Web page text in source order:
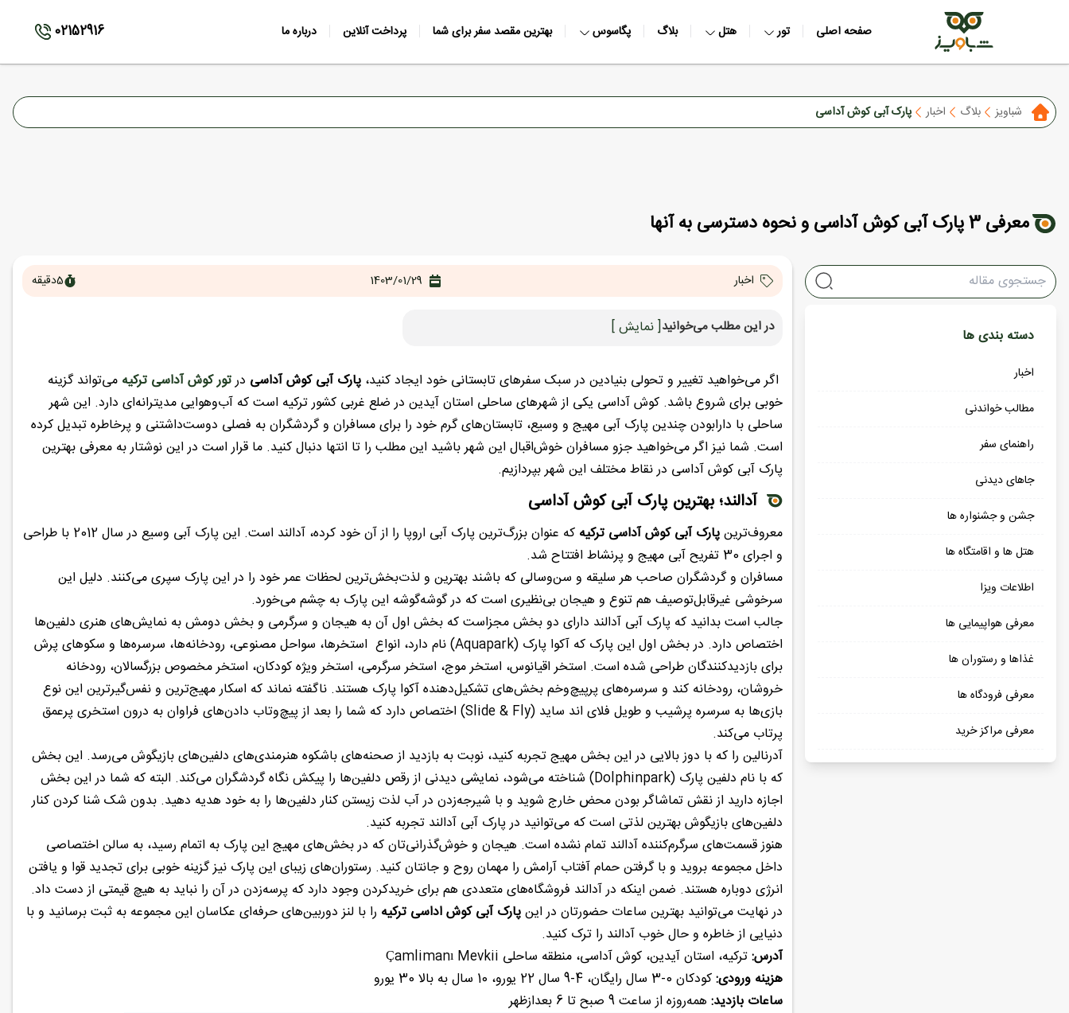
صفحه اصلی تور هتل بلاگ پگاسوس بهترین مقصد سفر برای شما پرداخت آنلاین درباره ما 02152916
شباویز بلاگ اخبار پارک آبی کوش آداسی
معرفی 3 پارک آبی کوش آداسی و نحوه دسترسی به آنها
دسته بندی ها
اخبار
مطالب خواندنی
راهنمای سفر
جاهای دیدنی
جشن و جشنواره ها
هتل ها و اقامتگاه ها
اطلاعات ویزا
معرفی هواپیمایی ها
غذاها و رستوران ها
معرفی فرودگاه ها
معرفی مراکز خرید
اخبار 1403/01/29
5دقیقه
در این مطلب می‌خوانید[ نمایش ]
اگر می‌خواهید تغییر و تحولی بنیادین در سبک سفرهای تابستانی خود ایجاد کنید، پارک آبی کوش آداسی درتور کوش آداسی ترکیه می‌تواند گزینه
خوبی برای شروع باشد. کوش آداسی یکی از شهرهای ساحلی استان آیدین در ضلع غربی کشور ترکیه است که آب‌وهوایی مدیترانه‌ای دارد. این شهر
ساحلی با دارابودن چندین پارک آبی مهیج و وسیع، تابستان‌های گرم خود را برای مسافران و گردشگران به فصلی دوست‌داشتنی و پرخاطره تبدیل کرده
است. شما نیز اگر می‌خواهید جزو مسافران خوش‌اقبال این شهر باشید این مطلب را تا انتها دنبال کنید. ما قرار است در این نوشتار به معرفی بهترین
پارک آبی کوش آداسی در نقاط مختلف این شهر بپردازیم.
آدالند؛ بهترین پارک آبی کوش آداسی
معروف‌ترینپارک آبی کوش آداسی ترکیه
که عنوان بزرگ‌ترین پارک آبی اروپا را از آن خود کرده، آدالند است. این پارک آبی وسیع در سال 2012 با طراحی
و اجرای 30 تفریح آبی مهیج و پرنشاط افتتاح شد.
مسافران و گردشگران صاحب هر سلیقه و سن‌وسالی که باشند بهترین و لذت‌بخش‌ترین لحظات عمر خود را در این پارک سپری می‌کنند. دلیل این
سرخوشی غیرقابل‌توصیف هم تنوع و هیجان بی‌نظیری است که در گوشه‌گوشه این پارک به چشم می‌خورد.
جالب است بدانید که پارک آبی آدالند دارای دو بخش مجزاست که بخش اول آن به هیجان و سرگرمی و بخش دومش به نمایش‌های هنری دلفین‌ها
اختصاص دارد. در بخش اول این پارک که آکوا پارک (Aquapark) نام دارد، انواع استخرها، سواحل مصنوعی، رودخانه‌ها، سرسره‌ها و سکوهای پرش
برای بازدیدکنندگان طراحی شده است. استخر اقیانوس، استخر موج، استخر سرگرمی، استخر ویژه کودکان، استخر مخصوص بزرگسالان، رودخانه
خروشان، رودخانه کند و سرسره‌های پرپیچ‌وخم بخش‌های تشکیل‌دهنده آکوا پارک هستند. ناگفته نماند که اسکار مهیج‌ترین و نفس‌گیرترین این نوع
بازی‌ها به سرسره پرشیب و طویل فلای اند ساید (Slide & Fly) اختصاص دارد که شما را بعد از پیچ‌وتاب دادن‌های فراوان به درون استخری پرعمق
پرتاب می‌کند.
آدرنالین را که با دوز بالایی در این بخش مهیج تجربه کنید، نوبت به بازدید از صحنه‌های باشکوه هنرمندی‌های دلفین‌های بازیگوش می‌رسد. این بخش
که با نام دلفین پارک (Dolphinpark) شناخته می‌شود، نمایشی دیدنی از رقص دلفین‌ها را پیکش نگاه گردشگران می‌کند. البته که شما در این بخش
اجازه دارید از نقش تماشاگر بودن محض خارج شوید و با شیرجه‌زدن در آب لذت زیستن کنار دلفین‌ها را به خود هدیه دهید. بدون شک شنا کردن کنار
دلفین‌های بازیگوش بهترین لذتی است که می‌توانید در پارک آبی آدالند تجربه کنید.
هنوز قسمت‌های سرگرم‌کننده آدالند تمام نشده است. هیجان و خوش‌گذرانی‌تان که در بخش‌های مهیج این پارک به اتمام رسید، به سالن اختصاصی
داخل مجموعه بروید و با گرفتن حمام آفتاب آرامش را مهمان روح و جانتان کنید. رستوران‌های زیبای این پارک نیز گزینه خوبی برای تجدید قوا و یافتن
انرژی دوباره هستند. ضمن اینکه در آدالند فروشگاه‌های متعددی هم برای خریدکردن وجود دارد که پرسه‌زدن در آن را نباید به هیچ قیمتی از دست داد.
در نهایت می‌توانید بهترین ساعات حضورتان در اینپارک آبی کوش اداسی ترکیه را با لنز دوربین‌های حرفه‌ای عکاسان این مجموعه به ثبت برسانید و با
دنیایی از خاطره و حال خوب آدالند را ترک کنید.
آدرس:ترکیه، استان آیدین، کوش آداسی، منطقه ساحلی Çamlimanı Mevkii
هزینه ورودی:کودکان 0-3 سال رایگان، 4-9 سال 22 یورو، 10 سال به بالا 30 یورو
ساعات بازدید: همه‌روزه از ساعت 9 صبح تا 6 بعدازظهر